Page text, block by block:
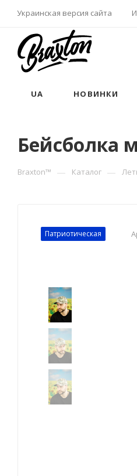
Украинская версия сайта
UA НОВИНКИ
Бейсболка
Braxton™ — Каталог —
Патриотическая